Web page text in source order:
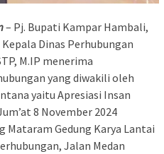
– Pj. Bupati Kampar Hambali,
Dinas Perhubungan
M.IP menerima
yang diwakili oleh
yaitu Apresiasi Insan
8 November 2024
Gedung Karya Lantai
Jalan Medan